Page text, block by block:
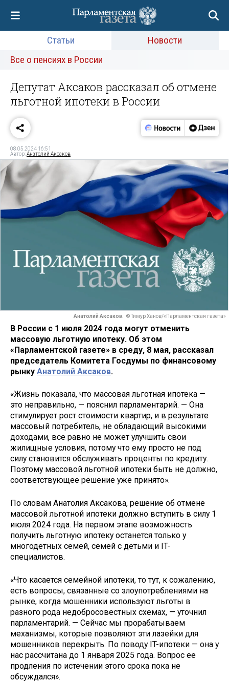
Статьи
Новости
Все о пенсиях в России
Депутат Аксаков рассказал об отмене
льготной ипотеки в России
08.05.2024 16:51
Автор:Анатолий Аксаков
Анатолий Аксаков. © Тимур Ханов/«Парламентская газета»
В России с 1 июля 2024 года могут отменить
массовую льготную ипотеку. Об этом
«Парламентской газете» в среду, 8 мая, рассказал
председатель Комитета Госдумы по финансовому
рынку Анатолий Аксаков.
«Жизнь показала, что массовая льготная ипотека —
это неправильно, — пояснил парламентарий. — Она
стимулирует рост стоимости квартир, и в результате
массовый потребитель, не обладающий высокими
доходами, все равно не может улучшить свои
жилищные условия, потому что ему просто не под
силу становится обслуживать проценты по кредиту.
Поэтому массовой льготной ипотеки быть не должно,
соответствующее решение уже принято».
По словам Анатолия Аксакова, решение об отмене
массовой льготной ипотеки должно вступить в силу 1
июля 2024 года. На первом этапе возможность
получить льготную ипотеку останется только у
многодетных семей, семей с детьми и IT-
специалистов.
«Что касается семейной ипотеки, то тут, к сожалению,
есть вопросы, связанные со злоупотреблениями на
рынке, когда мошенники используют льготы в
разного рода недобросовестных схемах, — уточнил
парламентарий. — Сейчас мы прорабатываем
механизмы, которые позволяют эти лазейки для
мошенников перекрыть. По поводу IT-ипотеки — она у
нас рассчитана до 1 января 2025 года. Вопрос ее
продления по истечении этого срока пока не
обсуждался».